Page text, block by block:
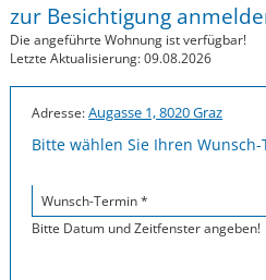
Susi-Sorglos
Impressum
zur Besichtigung
Die angeführte Wohnung ist verfügbar!
Letzte Aktualisierung: 09.08.2026
Adresse:Augasse 1, 8020 Graz
Bitte wählen Sie Ihren
Wunsch-Termin *
Bitte Datum und Zeitfenster angeben!